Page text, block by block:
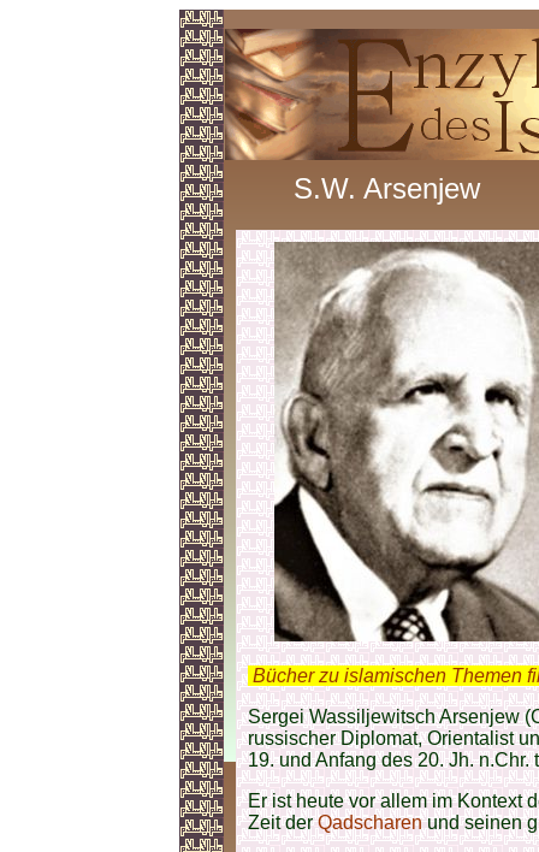
S.W. Arsenjew
Bücher zu islamischen Themen
Sergei Wassiljewitsch Arsenjew
russischer Diplomat, Orientalist
19. und Anfang des 20. Jh. n.Chr.
Er ist heute vor allem im Kontext
Zeit derQadscharenund seinen